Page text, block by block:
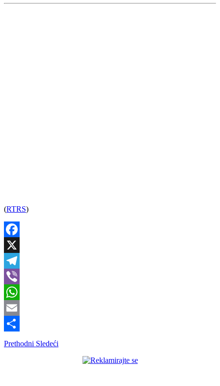
(RTRS)
Facebook
X
Telegram
Viber
WhatsApp
Email
Share
Prethodni Sledeći